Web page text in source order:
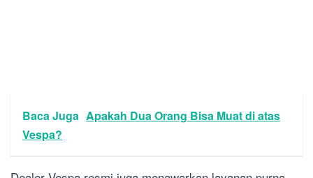
Baca Juga Apakah Dua Orang Bisa Muat di atas
Vespa?